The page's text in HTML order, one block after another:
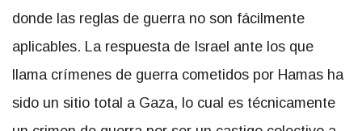
donde las reglas de guerra no son fácilmente
aplicables. La respuesta de Israel ante los que
llama crímenes de guerra cometidos por Hamas ha
sido un sitio total a Gaza, lo cual es técnicamente